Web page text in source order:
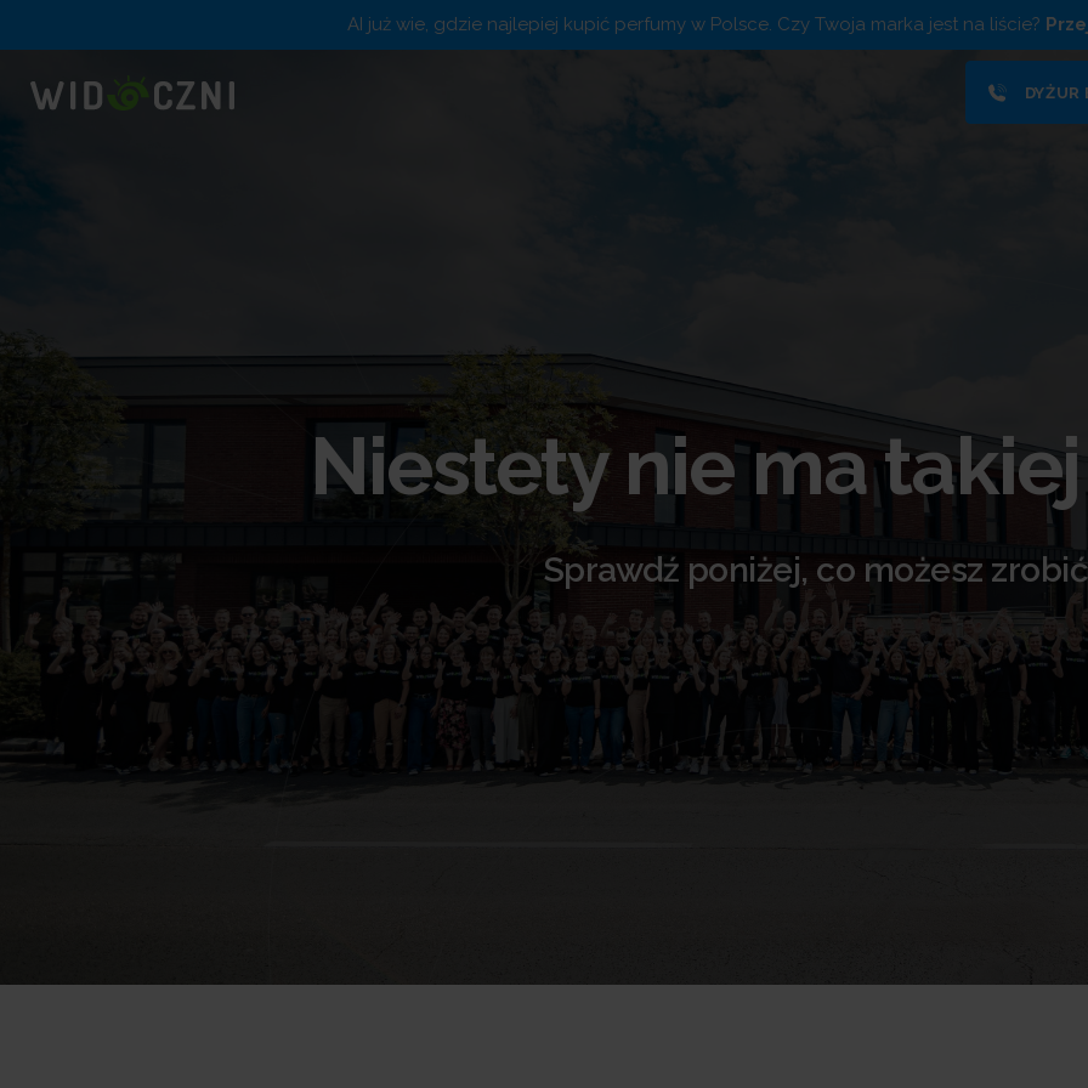
AI już wie, gdzie najlepiej kupić perfumy w Polsce. Czy Twoja marka jest na liście?
DYŻUR
Niestety nie ma
Sprawdź poniżej, co możesz zrobić